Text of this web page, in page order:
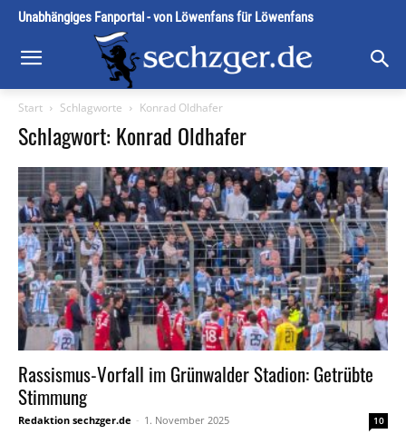
Unabhängiges Fanportal - von Löwenfans für Löwenfans
Start Schlagworte Konrad Oldhafer
Schlagwort: Konrad Oldhafer
Rassismus-Vorfall im Grünwalder Stadion: Getrübte
Stimmung
Redaktion sechzger.de - 1. November 2025 10